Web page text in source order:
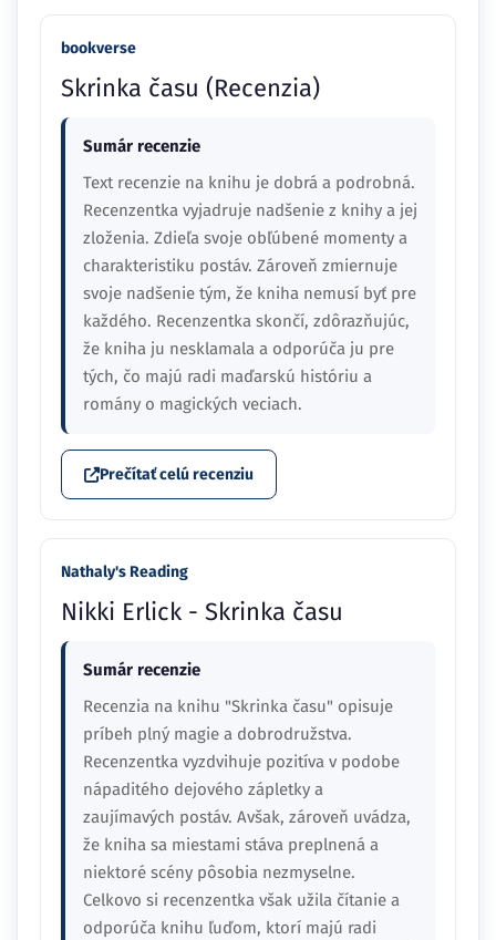
bookverse
Skrinka času (Recenzia)
Sumár recenzie
Text recenzie na knihu je dobrá a podrobná.
Recenzentka vyjadruje nadšenie z knihy a jej
zloženia. Zdieľa svoje obľúbené momenty a
charakteristiku postáv. Zároveň zmiernuje
svoje nadšenie tým, že kniha nemusí byť pre
každého. Recenzentka skončí, zdôrazňujúc,
že kniha ju nesklamala a odporúča ju pre
tých, čo majú radi maďarskú históriu a
romány o magických veciach.
Prečítať celú recenziu
Nathaly's Reading
Nikki Erlick - Skrinka času
Sumár recenzie
Recenzia na knihu "Skrinka času" opisuje
príbeh plný magie a dobrodružstva.
Recenzentka vyzdvihuje pozitíva v podobe
nápaditého dejového zápletky a
zaujímavých postáv. Avšak, zároveň uvádza,
že kniha sa miestami stáva preplnená a
niektoré scény pôsobia nezmyselne.
Celkovo si recenzentka však užila čítanie a
odporúča knihu ľuďom, ktorí majú radi